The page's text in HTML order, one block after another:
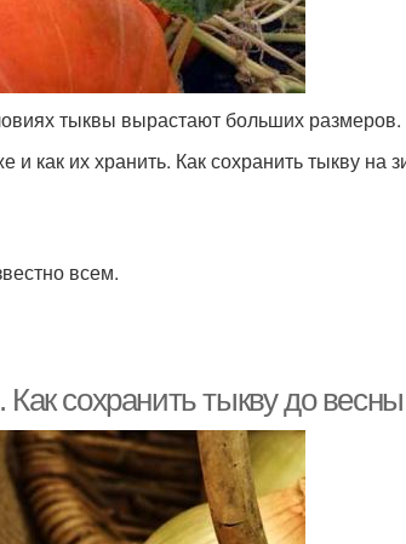
тыквы вырастают больших размеров.
как их хранить. Как сохранить тыкву на
всем.
Как сохранить тыкву до весны